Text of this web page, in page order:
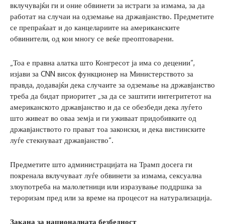
вклучувајќи ги и оние обвинети за истраги за измама, за да
работат на случаи на одземање на државјанство. Предметите
се препраќаат и до канцелариите на американските
обвинители, од кои многу се веќе преоптоварени.
„Тоа е правна алатка што Конгресот ја има со децении“,
изјави за CNN висок функционер на Министерството за
правда, додавајќи дека случаите за одземање на државјанство
треба да бидат приоритет „за да се заштити интегритетот на
американското државјанство и да се обезбеди дека луѓето
што живеат во оваа земја и ги уживаат придобивките од
државјанството го прават тоа законски, и дека вистинските
луѓе стекнуваат државјанство“.
Предметите што администрацијата на Трамп досега ги
покренала вклучуваат луѓе обвинети за измама, сексуална
злоупотреба на малолетници или изразување поддршка за
тероризам пред или за време на процесот на натурализација.
Закана за националната безбедност